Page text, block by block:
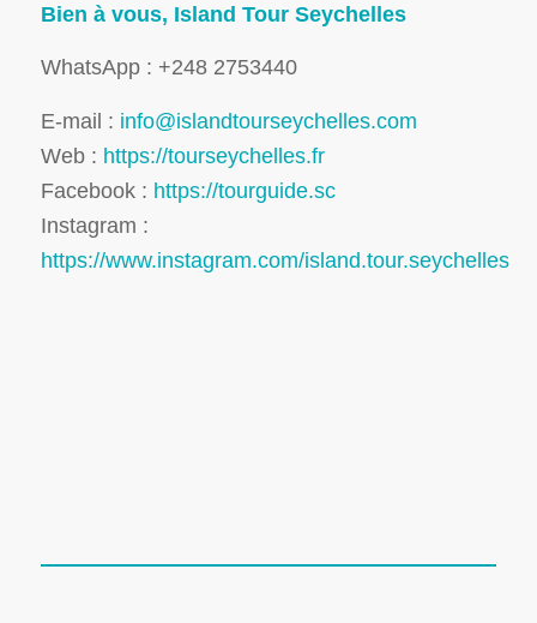
Bien à vous, Island Tour Seychelles
WhatsApp : +248 2753440
E-mail : info@islandtourseychelles.com
Web : https://tourseychelles.fr
Facebook : https://tourguide.sc
Instagram :
https://www.instagram.com/island.tour.seychelles